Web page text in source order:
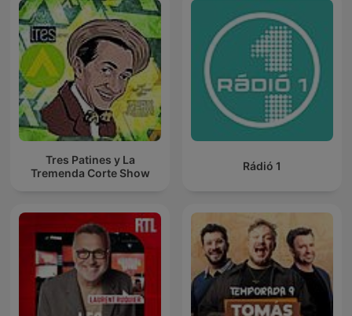
Tres Patines y La
Tremenda Corte Show
Rádió 1